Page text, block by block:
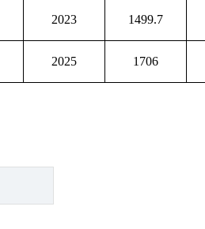
2023 1499.7
2025 1706